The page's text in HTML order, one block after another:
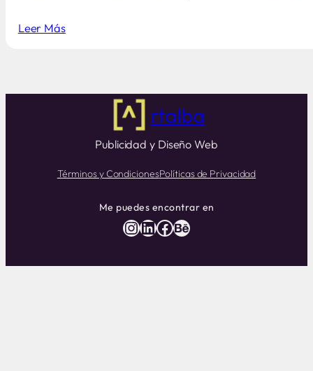
Leer Más
rtalba
Publicidad y Diseño Web
Términos y CondicionesPolíticas de Privacidad
Me puedes encontrar en
Instagram
LinkedIn
Facebook
Behance